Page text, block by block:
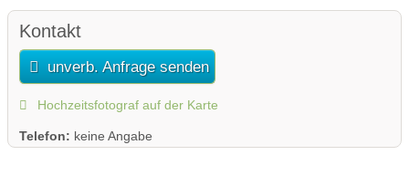
Kontakt
unverb. Anfrage senden
Hochzeitsfotograf auf der Karte
Telefon: keine Angabe